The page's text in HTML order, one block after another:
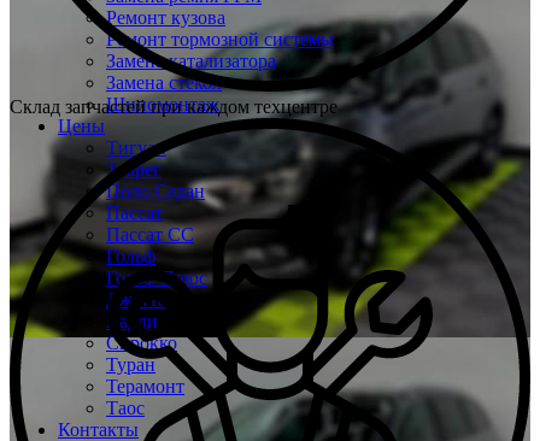
Ремонт кузова
Ремонт тормозной системы
Замена катализатора
Замена стекол
Шиномонтаж
Цены
Тигуан
Туарег
Поло Седан
Пассат
Пассат СС
Гольф
Гольф Плюс
Джетта
Кадди
Сирокко
Туран
Терамонт
Таос
Контакты
Склад запчастей при каждом техцентре